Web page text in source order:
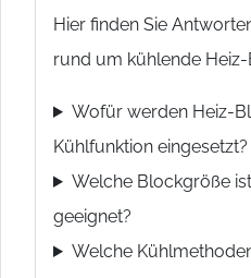
Hier finden Sie
rund um kühlende
Wofür werden Heiz-
Kühlfunktion eingesetzt?
Welche Blockgröße
geeignet?
Welche